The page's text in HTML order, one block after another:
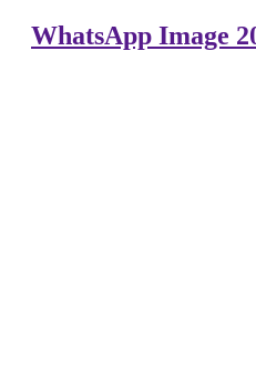
WhatsApp Image